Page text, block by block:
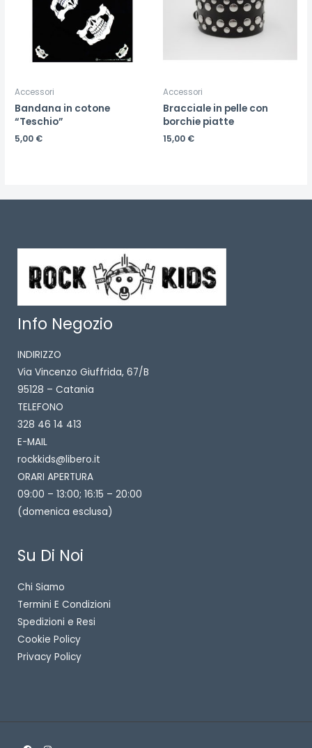
Accessori
Bandana in cotone
“Teschio”
5,00 €
Accessori
Bracciale in pelle con
borchie piatte
15,00 €
Info Negozio
INDIRIZZO
Via Vincenzo Giuffrida, 67/B
95128 – Catania
TELEFONO
328 46 14 413
E-MAIL
rockkids@libero.it
ORARI APERTURA
09:00 – 13:00; 16:15 – 20:00
(domenica esclusa)
Su Di Noi
Chi Siamo
Termini E Condizioni
Spedizioni e Resi
Cookie Policy
Privacy Policy